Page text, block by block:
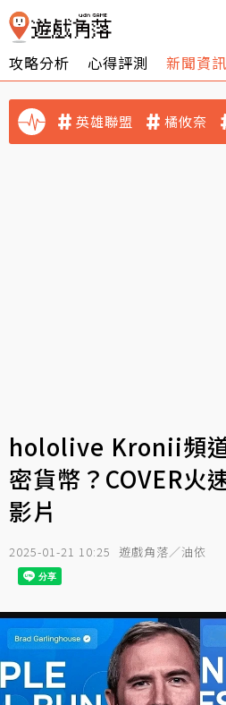
攻略分析 心得評測 新聞資訊
英雄聯盟 橘攸奈
hololive Kronii頻
密貨幣？COVER火
影片
2025-01-21 10:25 遊戲角落／油依